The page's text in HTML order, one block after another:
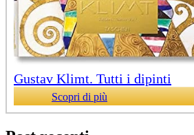
Gustav Klimt. Tutti i dipinti
Scopri di più